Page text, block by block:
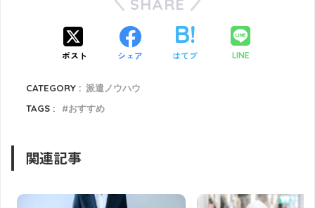
SHARE
ポスト シェア はてブ LINE
CATEGORY : 派遣ノウハウ
TAGS :
おすすめ
関連記事